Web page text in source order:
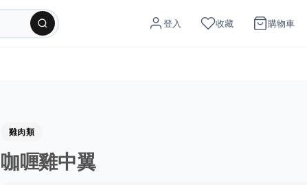
登入 收藏 購物車
雞肉類
咖喱雞中翼